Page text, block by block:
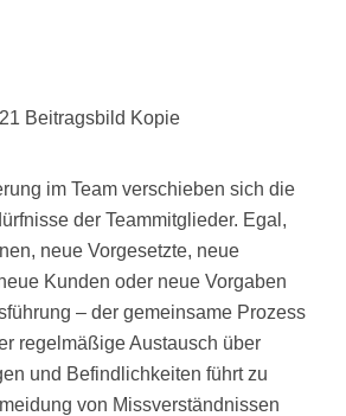
im Team verschieben sich die
der Teammitglieder. Egal,
neue Vorgesetzte, neue
Kunden oder neue Vorgaben
– der gemeinsame Prozess
regelmäßige Austausch über
und Befindlichkeiten führt zu
von Missverständnissen